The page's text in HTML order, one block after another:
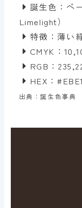
誕生色：ペ
Limelight）
特徴：薄い
CMYK：
RGB：
HEX：
出典：誕生色事典